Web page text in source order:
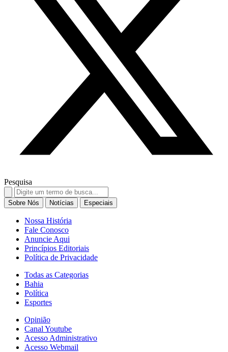
Pesquisa
Search
for:
Sobre Nós Notícias Especiais
Nossa História
Fale Conosco
Anuncie Aqui
Princípios Editoriais
Política de Privacidade
Todas as Categorias
Bahia
Política
Esportes
Opinião
Canal Youtube
Acesso Administrativo
Acesso Webmail